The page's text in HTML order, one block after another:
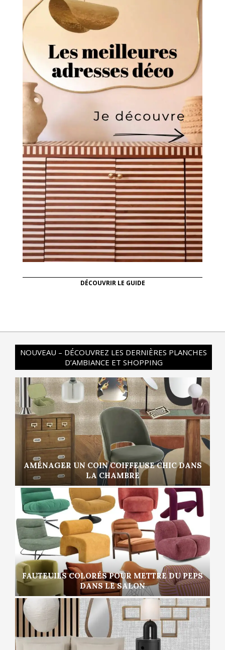
DÉCOUVRIR LE GUIDE
NOUVEAU – DÉCOUVREZ LES DERNIÈRES PLANCHES
D’AMBIANCE ET SHOPPING
AMÉNAGER UN COIN COIFFEUSE CHIC DANS
LA CHAMBRE
FAUTEUILS COLORÉS POUR METTRE DU PEPS
DANS LE SALON